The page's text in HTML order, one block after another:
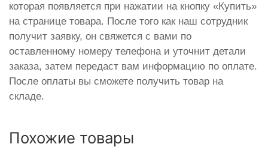
которая появляется при нажатии на кнопку «Купить»
на странице товара. После того как наш сотрудник
получит заявку, он свяжется с вами по
оставленному номеру телефона и уточнит детали
заказа, затем передаст вам информацию по оплате.
После оплаты вы сможете получить товар на
складе.
Похожие товары